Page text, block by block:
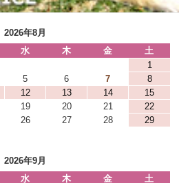
2026年8月
水 木 金
土
1
5 6 7
8
12 13 14
15
19 20 21
22
26 27 28
29
2026年9月
水 木 金
土